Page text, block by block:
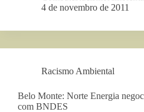
4 de novembro de 2011
Racismo Ambiental
Belo Monte: Norte Energia
com BNDES